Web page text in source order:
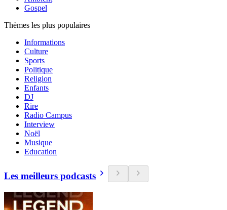
Gospel
Thèmes les plus populaires
Informations
Culture
Sports
Politique
Religion
Enfants
DJ
Rire
Radio Campus
Interview
Noël
Musique
Education
Les meilleurs podcasts